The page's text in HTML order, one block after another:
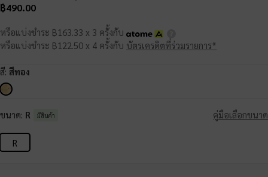
฿490.00
หรือแบ่งชำระ ฿163.33 x 3 ครั้งกับ
หรือแบ่งชำระ ฿122.50 x 4 ครั้งกับ บัตรเครดิตที่ร่วมรายการ*
สี: สีทอง
ขนาด: R มีสินค้า คู่มือเลือกขนาด
R